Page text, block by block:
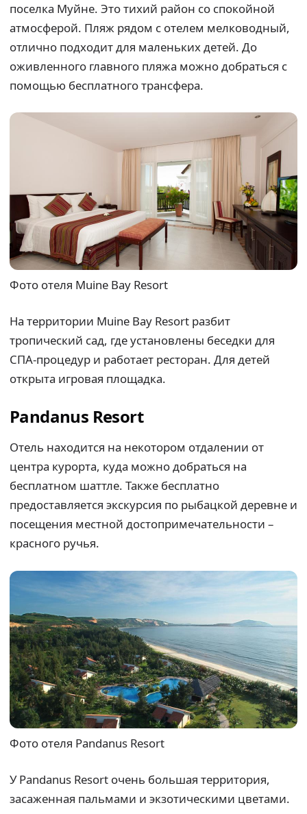
поселка Муйне. Это тихий район со спокойной
атмосферой. Пляж рядом с отелем мелководный,
отлично подходит для маленьких детей. До
оживленного главного пляжа можно добраться с
помощью бесплатного трансфера.
Фото отеля Muine Bay Resort
На территории Muine Bay Resort разбит
тропический сад, где установлены беседки для
СПА-процедур и работает ресторан. Для детей
открыта игровая площадка.
Pandanus Resort
Отель находится на некотором отдалении от
центра курорта, куда можно добраться на
бесплатном шаттле. Также бесплатно
предоставляется экскурсия по рыбацкой деревне и
посещения местной достопримечательности –
красного ручья.
Фото отеля Pandanus Resort
У Pandanus Resort очень большая территория,
засаженная пальмами и экзотическими цветами.